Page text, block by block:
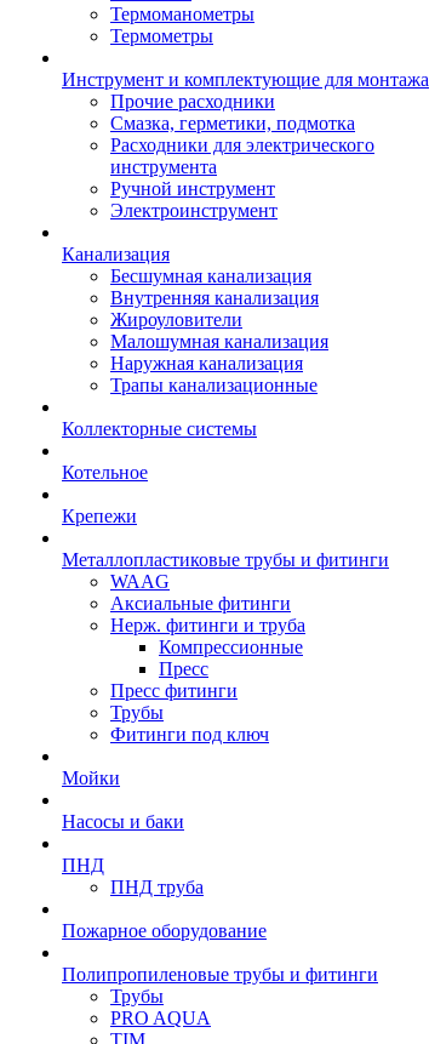
Термоманометры
Термометры
Инструмент и комплектующие для монтажа
Прочие расходники
Смазка, герметики, подмотка
Расходники для электрического
инструмента
Ручной инструмент
Электроинструмент
Канализация
Бесшумная канализация
Внутренняя канализация
Жироуловители
Малошумная канализация
Наружная канализация
Трапы канализационные
Коллекторные системы
Котельное
Крепежи
Металлопластиковые трубы и фитинги
WAAG
Аксиальные фитинги
Нерж. фитинги и труба
Компрессионные
Пресс
Пресс фитинги
Трубы
Фитинги под ключ
Мойки
Насосы и баки
ПНД
ПНД труба
Пожарное оборудование
Полипропиленовые трубы и фитинги
Трубы
PRO AQUA
TIM